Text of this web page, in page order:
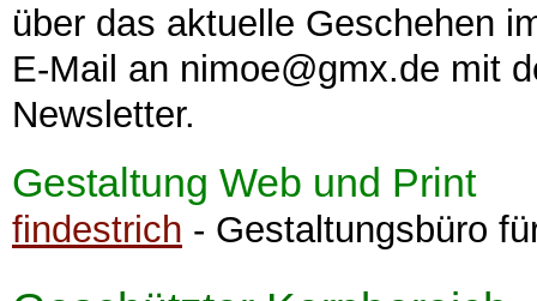
über das aktuelle Geschehen
E-Mail an nimoe@gmx.de mit
Newsletter.
Gestaltung Web und Print
findestrich - Gestaltungsbüro